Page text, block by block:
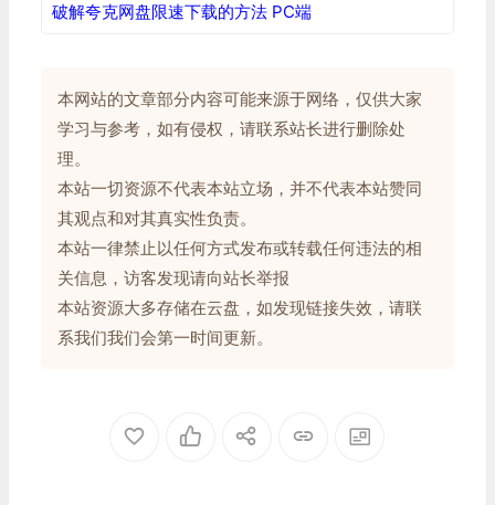
破解夸克网盘限速下载的方法 PC端
本网站的文章部分内容可能来源于网络，仅供大家
学习与参考，如有侵权，请联系站长进行删除处
理。
本站一切资源不代表本站立场，并不代表本站赞同
其观点和对其真实性负责。
本站一律禁止以任何方式发布或转载任何违法的相
关信息，访客发现请向站长举报
本站资源大多存储在云盘，如发现链接失效，请联
系我们我们会第一时间更新。